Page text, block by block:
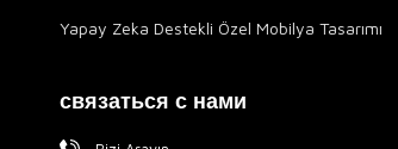
Yapay Zeka Destekli Özel Mobilya Tasarımı
связаться с нами